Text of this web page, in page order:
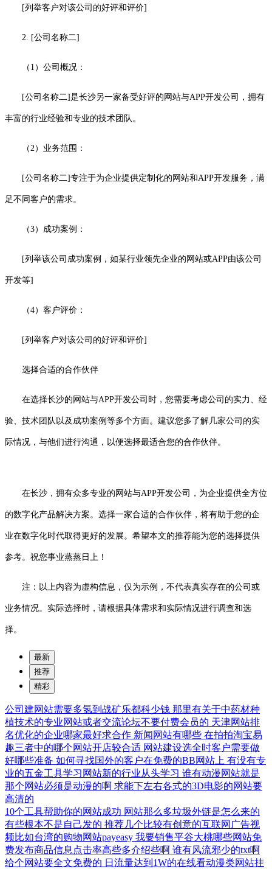
[列举客户对该公司的好评和评价]
2. [公司名称二]
（1）公司概况：
[公司名称二]是长沙另一家备受好评的网站与APP开发公司，拥有
丰富的行业经验和专业的技术团队。
（2）业务范围：
[公司名称二]专注于为企业提供定制化的网站和APP开发服务，满
足不同客户的需求。
（3）成功案例：
[列举该公司成功案例，如某行业领先企业的网站或APP由该公司
开发等]
（4）客户评价：
[列举客户对该公司的好评和评价]
选择合适的合作伙伴
在选择长沙的网站与APP开发公司时，您需要考虑公司的实力、经
验、技术团队以及成功案例等多个方面。建议您多了解几家公司的实
际情况，与他们进行沟通，以便选择最适合您的合作伙伴。
在长沙，拥有众多专业的网站与APP开发公司，为企业提供全方位
的数字化产品解决方案。选择一家合适的合作伙伴，将有助于您的企
业在数字化时代取得更好的发展。希望本文的推荐能为您的选择提供
参考。祝您事业蒸蒸日上！
注：以上内容为虚构信息，仅为示例，不代表真实存在的公司或
业务情况。实际选择时，请根据具体需求和实际情况进行调查和选
择。
最新
推荐
精彩
公司建网站需要多氢到战矿乐都科少钱 那里有关于中药材种
植技术的专业网站或者交流论坛不要付费会员的 天津网站排
名优化的企业哪家最好求合作 新闻网站有哪些 在拍拍淘宝易
趣三者中的哪个网站开店较合适 网站建设选全时客户需要做
好哪些准备 如何寻找国外的客户在免费的BB网站上 有没有专
业的五金工具学习网站新的行业从头学习 谁有动漫网站就是
那个网站必须是动漫的啊 求能下左右各式的3D电影的网站要
高清的
10个工具帮助你的网站成功 网站那么多垃圾外链是怎么来的
有些根本不是自己发的 推荐几个比较有创意的互联网广告视
频比如台湾的购物网站payeasy 我要销售平谷大桃哪些网站免
费发布商品信息点击率高些多介绍些啊 谁有风流邪少的txt啊
给个网站要全文免费的 日流量达到1W的在线看动漫类网站挂